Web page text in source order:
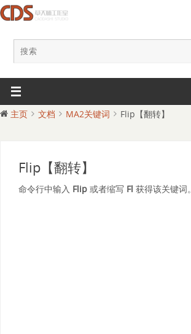
主页 文档 MA2关键词 Flip【翻转】
Flip【翻转】
命令行中输入 Flip 或者缩写 Fl 获得该关键词。